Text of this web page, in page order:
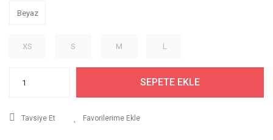
Beyaz
XS S M L
SEPETE EKLE
Tavsiye Et